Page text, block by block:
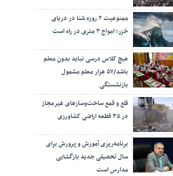
ممنوعیت ۲ روزه شنا در دریای
خزر؛ امواج ۳ متری در راه است
هیچ کلاس درسی نباید بدون معلم
باشد/۵۷ هزار معلم مشمول
بازنشستگی
قلع و قمع ساخت‌وسازهای غیرمجاز
در ۳۵ قطعه اراضی کشاورزی
برنامه‌ریزی آموزش و پرورش برای
سال تحصیلی جدید بازگشایی
مدارس است